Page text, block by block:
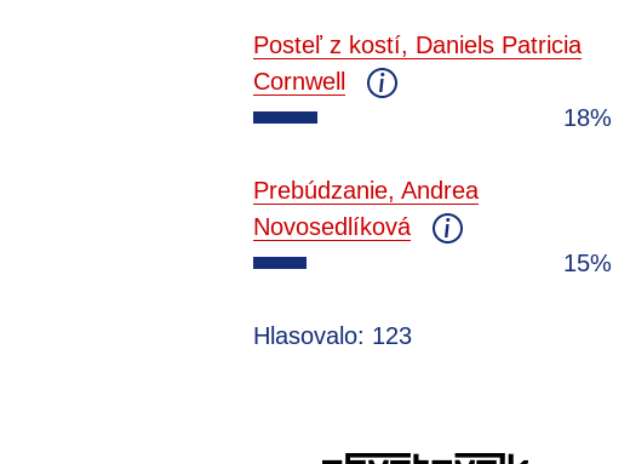
Posteľ z kostí, Daniels Patricia
Cornwell
18%
Prebúdzanie, Andrea
Novosedlíková
15%
Hlasovalo: 123